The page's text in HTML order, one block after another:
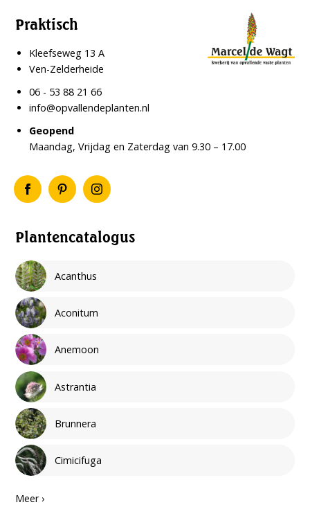
Plantencatalogus
Acanthus
Aconitum
Anemoon
Astrantia
Brunnera
Cimicifuga
Meer ›
Praktisch
Kleefseweg 13 A
Ven-Zelderheide
06 - 53 88 21 66
info@opvallendeplanten.nl
Geopend
Maandag, Vrijdag en Zaterdag van 9.30 – 17.00